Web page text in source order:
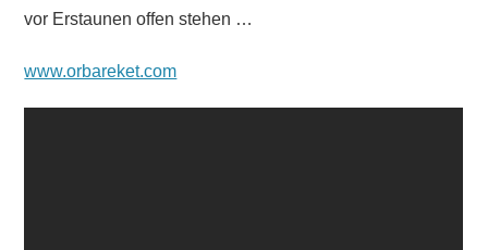
vor Erstaunen offen stehen …
www.orbareket.com